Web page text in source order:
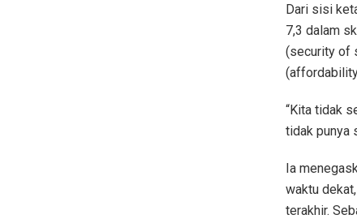
Dari sisi
7,3 dalam
(security of
“Kita tidak
tidak punya
Ia
waktu
terakhir.